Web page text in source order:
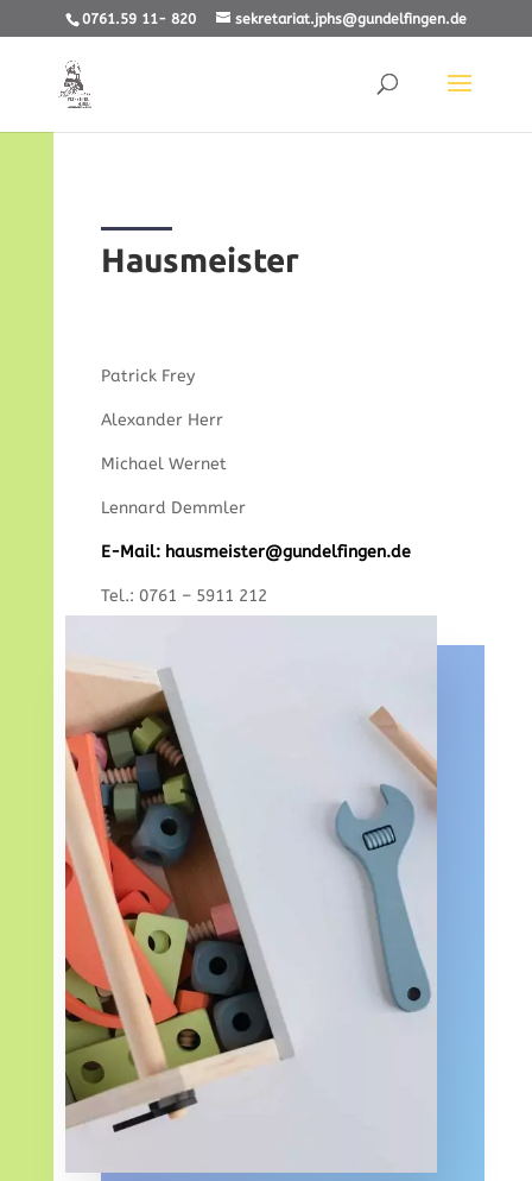
0761.59 11- 820 sekretariat.jphs@gundelfingen.de
Hausmeister
Patrick Frey
Alexander Herr
Michael Wernet
Lennard Demmler
E-Mail: hausmeister@gundelfingen.de
Tel.: 0761 – 5911 212